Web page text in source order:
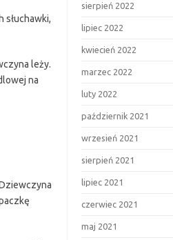
słuchawki,
leży.
na
sierpień 2022
lipiec 2022
kwiecień 2022
marzec 2022
luty 2022
październik 2021
wrzesień 2021
sierpień 2021
lipiec 2021
czerwiec 2021
maj 2021